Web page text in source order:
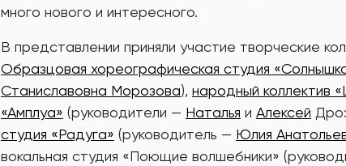
много нового и интересного.
В представлении приняли участие творческие
Образцовая хореографическая студия
Станиславовна Морозова), народный коллектив
«Амплуа» (руководители — Наталья и Алексей
студия «Радуга» (руководитель — Юлия
вокальная студия «Поющие волшебники»